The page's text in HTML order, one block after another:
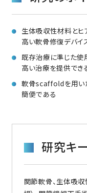
生体吸収性材料とヒ
高い軟骨修復デバイ
既存治療に準じた使
高い治療を提供でき
軟骨scaffoldを用い
簡便である
研究キ
関節軟骨、生体吸